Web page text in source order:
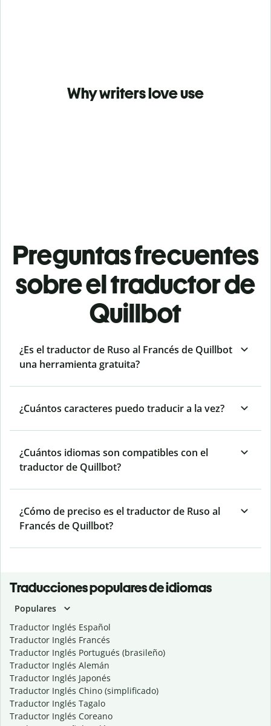
Why writers love use
Preguntas frecuentes
sobre el traductor de
Quillbot
¿Es el traductor de Ruso al Francés de Quillbot
una herramienta gratuita?
¿Cuántos caracteres puedo traducir a la vez?
¿Cuántos idiomas son compatibles con el
traductor de Quillbot?
¿Cómo de preciso es el traductor de Ruso al
Francés de Quillbot?
Traducciones populares de idiomas
Populares
Traductor Inglés Español
Traductor Inglés Francés
Traductor Inglés Portugués (brasileño)
Traductor Inglés Alemán
Traductor Inglés Japonés
Traductor Inglés Chino (simplificado)
Traductor Inglés Tagalo
Traductor Inglés Coreano